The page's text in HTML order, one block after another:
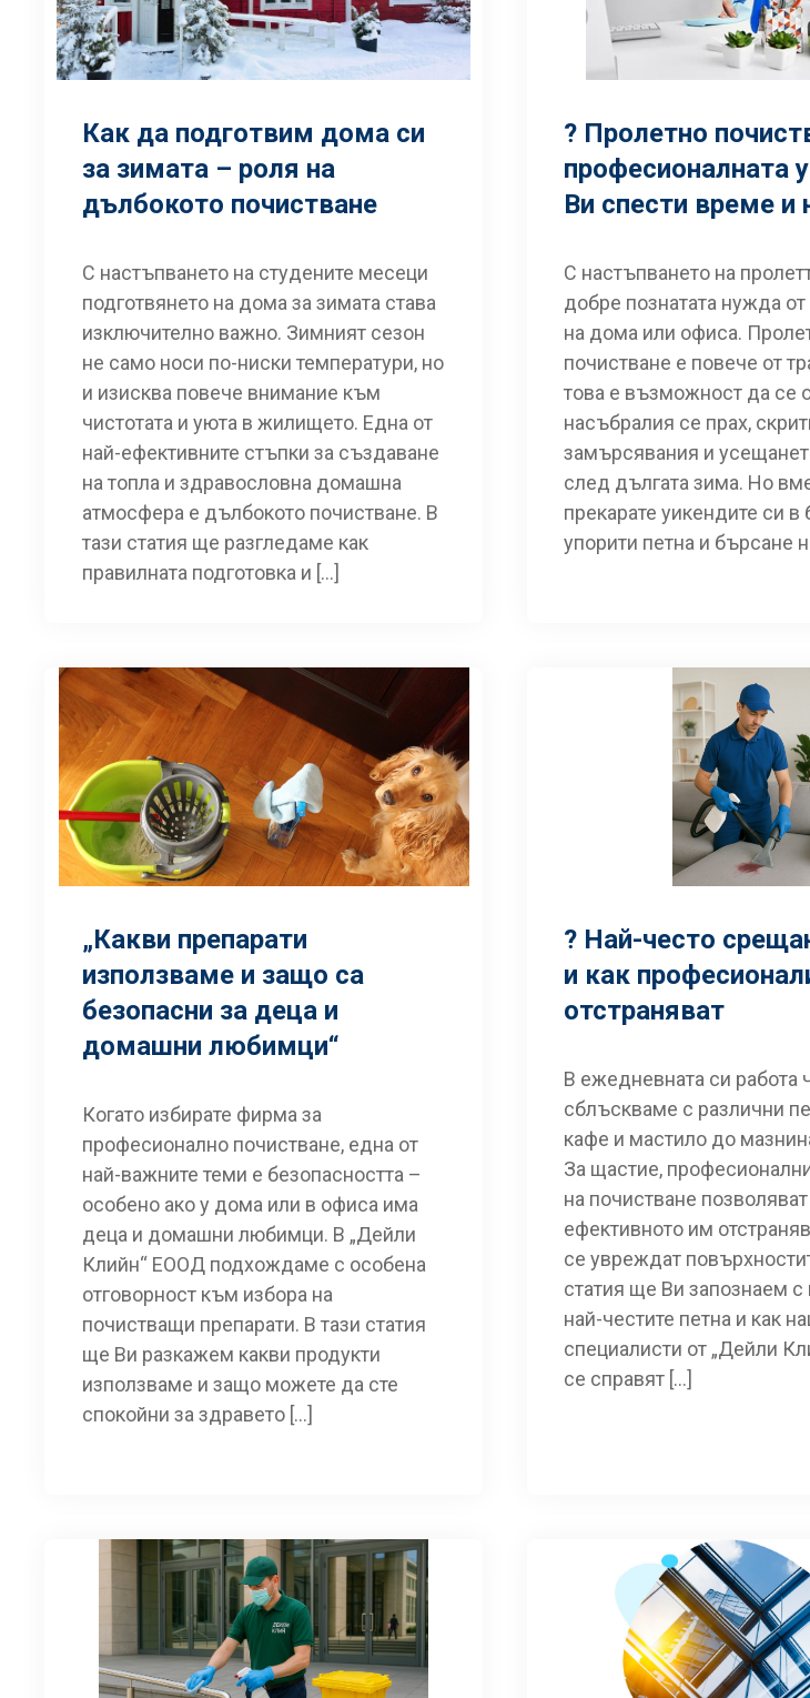
Как да подготвим дома си
за зимата – роля на
дълбокото почистване
С настъпването на студените месеци
подготвянето на дома за зимата става
изключително важно. Зимният сезон
не само носи по-ниски температури, но
и изисква повече внимание към
чистотата и уюта в жилището. Една от
най-ефективните стъпки за създаване
на топла и здравословна домашна
атмосфера е дълбокото почистване. В
тази статия ще разгледаме как
правилната подготовка и […]
? Пролетно
професионалната
Ви спести време и
С настъпването на
добре познатата нужда
на дома или офиса.
почистване е повече от
това е възможност да се
насъбралия се прах,
замърсявания и
след дългата зима. Но
прекарате уикендите си в
упорити петна и бърсане
„Какви препарати
използваме и защо са
безопасни за деца и
домашни любимци“
Когато избирате фирма за
професионално почистване, една от
най-важните теми е безопасността –
особено ако у дома или в офиса има
деца и домашни любимци. В „Дейли
Клийн“ ЕООД подхождаме с особена
отговорност към избора на
почистващи препарати. В тази статия
ще Ви разкажем какви продукти
използваме и защо можете да сте
спокойни за здравето […]
? Най-често
и как
отстраняват
В ежедневната си работа
сблъскваме с различни
кафе и мастило до
За щастие,
на почистване позволяват
ефективното им
се увреждат
статия ще Ви запознаем с
най-честите петна и как
специалисти от „Дейли
се справят […]